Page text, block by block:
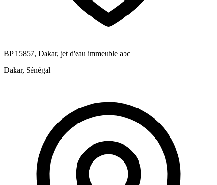
BP 15857, Dakar, jet d'eau immeuble abc
Dakar, Sénégal